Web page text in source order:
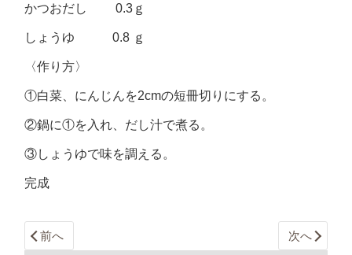
かつおだし 0.3ｇ
しょうゆ 0.8 ｇ
〈作り方〉
①白菜、にんじんを2cmの短冊切りにする。
②鍋に①を入れ、だし汁で煮る。
③しょうゆで味を調える。
完成
前へ 次へ